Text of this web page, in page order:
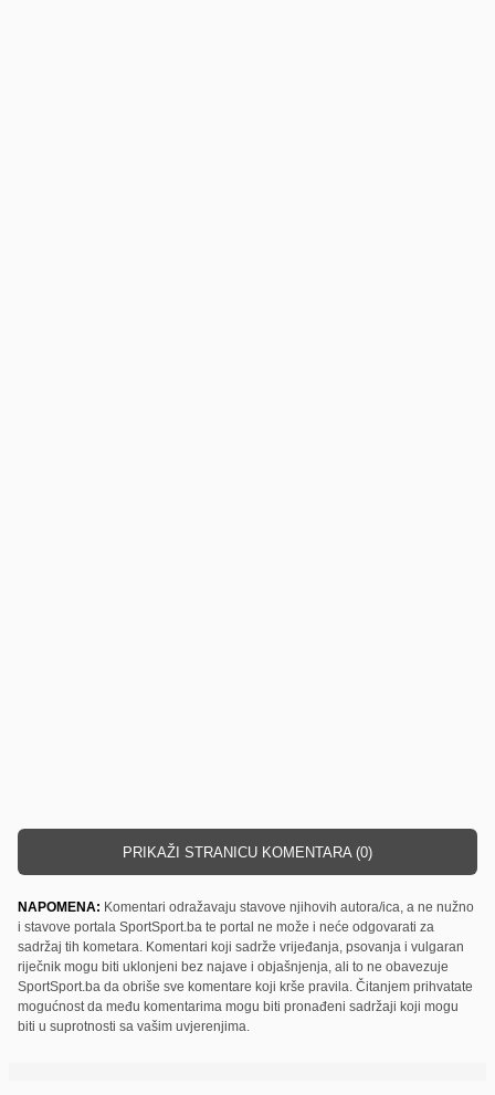
PRIKAŽI STRANICU KOMENTARA (0)
NAPOMENA: Komentari odražavaju stavove njihovih autora/ica, a ne nužno
i stavove portala SportSport.ba te portal ne može i neće odgovarati za
sadržaj tih kometara. Komentari koji sadrže vrijeđanja, psovanja i vulgaran
riječnik mogu biti uklonjeni bez najave i objašnjenja, ali to ne obavezuje
SportSport.ba da obriše sve komentare koji krše pravila. Čitanjem prihvatate
mogućnost da među komentarima mogu biti pronađeni sadržaji koji mogu
biti u suprotnosti sa vašim uvjerenjima.